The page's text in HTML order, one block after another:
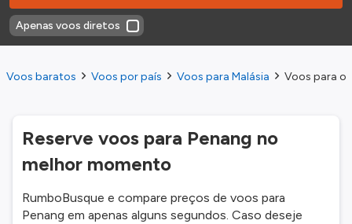
Apenas voos diretos
Voos baratos Voos por país Voos para Malásia Voos para o
Reserve voos para Penang no
melhor momento
RumboBusque e compare preços de voos para
Penang em apenas alguns segundos. Caso deseje